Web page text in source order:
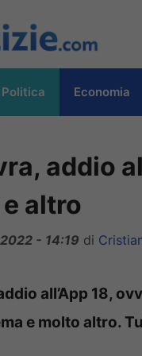
Politica Economia
addio
altro
- 14:19 di
all’App 18,
e molto altro.